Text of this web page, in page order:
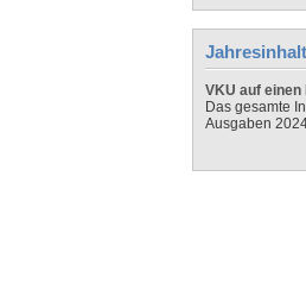
VKU auf
Das gesamte
Ausgaben